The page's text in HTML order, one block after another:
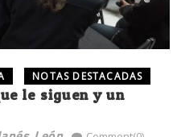
NOTAS DESTACADAS
le siguen y un